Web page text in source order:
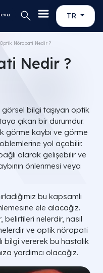
TR
Optik Nöropati Nedir ?
Nedir ?
bilgi taşıyan optik
çıkan bir durumdur.
görme kaybı ve görme
yol açabilir.
olarak gelişebilir ve
önlenmesi veya
bu kapsamlı
ele alacağız.
nelerdir, nasıl
ve optik nöropati
bilgi vererek bu hastalık
yardımcı olacağız.